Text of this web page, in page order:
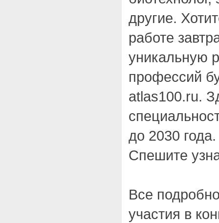
другие.
работе
уникальную
профессий
atlas100.ru.
до 2030
Спешите
Все
участия в